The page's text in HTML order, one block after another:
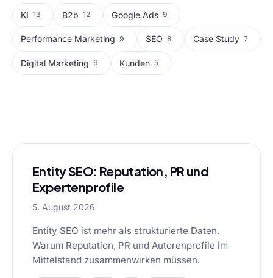
KI 13 B2b 12 Google Ads 9
Performance Marketing 9 SEO 8 Case Study 7
Digital Marketing 6 Kunden 5
Alle Blog-Artikel
Entity SEO: Reputation, PR und
Expertenprofile
5. August 2026
Entity SEO ist mehr als strukturierte Daten.
Warum Reputation, PR und Autorenprofile im
Mittelstand zusammenwirken müssen.